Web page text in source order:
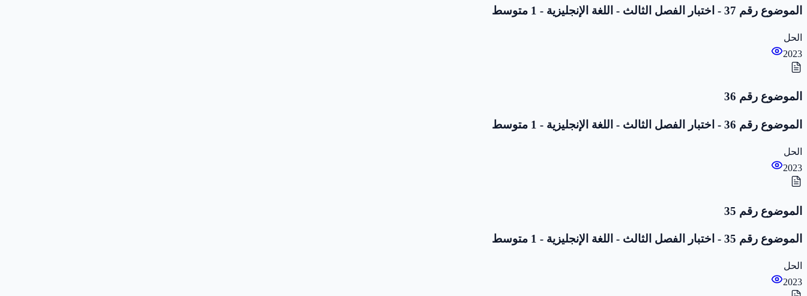
الموضوع رقم 37 - اختبار الفصل الثالث - اللغة الإنجليزية - 1 متوسط
الحل
2023
الموضوع رقم 36
الموضوع رقم 36 - اختبار الفصل الثالث - اللغة الإنجليزية - 1 متوسط
الحل
2023
الموضوع رقم 35
الموضوع رقم 35 - اختبار الفصل الثالث - اللغة الإنجليزية - 1 متوسط
الحل
2023